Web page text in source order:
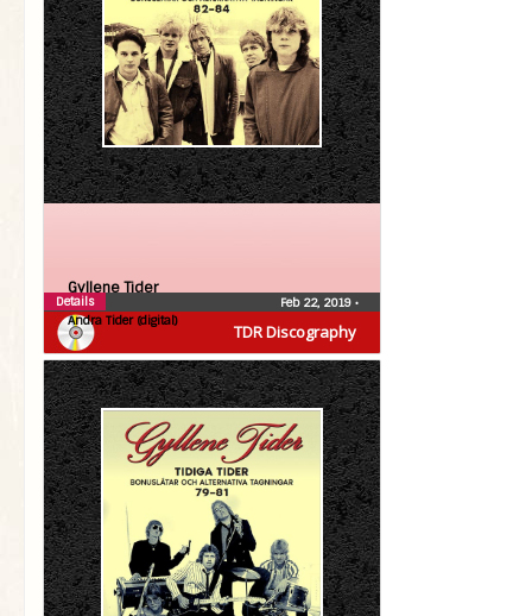
TDR Discography
Gyllene Tider
Andra Tider (digital)
Feb 22, 2019 •
Details